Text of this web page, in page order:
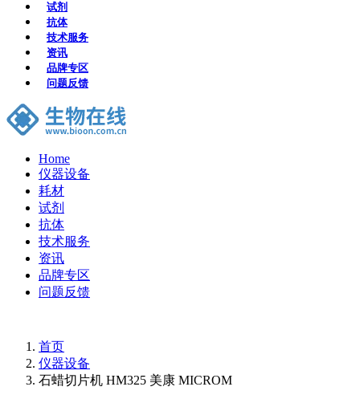
试剂
抗体
技术服务
资讯
品牌专区
问题反馈
Home
仪器设备
耗材
试剂
抗体
技术服务
资讯
品牌专区
问题反馈
首页
仪器设备
石蜡切片机 HM325 美康 MICROM